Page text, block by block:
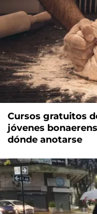
Cursos gratuitos
jóvenes
dónde anotarse